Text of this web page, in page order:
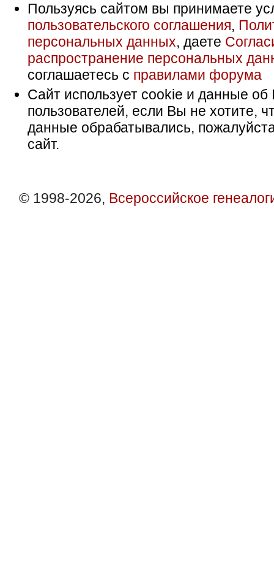
Пользуясь сайтом вы принимаете
пользовательского соглашения,
персональных данных, даете
распространение персональных
соглашаетесь с правилами форума
Сайт использует cookie и данные об
пользователей, если Вы не хотите,
данные обрабатывались,
сайт.
© 1998-2026, Всероссийское